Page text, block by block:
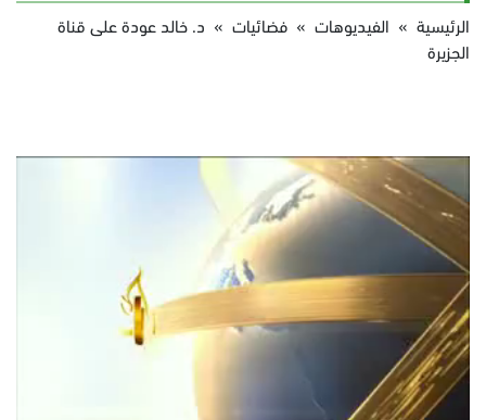
الرئيسية » الفيديوهات » فضائيات » د. خالد عودة على قناة
الجزيرة